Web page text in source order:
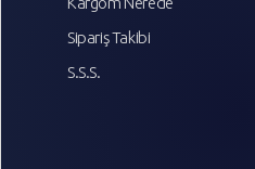
Sipariş Takibi
S.S.S.